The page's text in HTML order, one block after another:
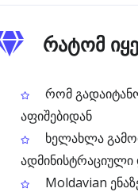
რატომ
რომ
აფიშებიდან
ხელახლა
ადმინისტრაციული
Moldavian